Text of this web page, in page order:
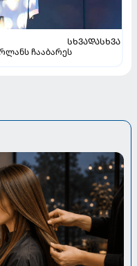
ᲡᲮᲕᲐᲓᲐᲡᲮᲕᲐ
ჩააბარეს